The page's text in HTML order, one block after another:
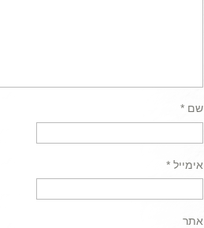
שם *
אימייל *
אתר